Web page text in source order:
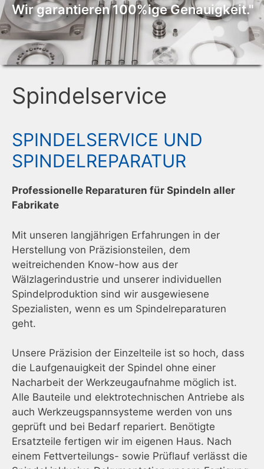
Wir garantieren 100%ige Genauigkeit."
Spindelservice
SPINDELSERVICE UND
SPINDELREPARATUR
Professionelle Reparaturen für Spindeln aller
Fabrikate
Mit unseren langjährigen Erfahrungen in der
Herstellung von Präzisionsteilen, dem
weitreichenden Know-how aus der
Wälzlagerindustrie und unserer individuellen
Spindelproduktion sind wir ausgewiesene
Spezialisten, wenn es um Spindelreparaturen
geht.
Unsere Präzision der Einzelteile ist so hoch, dass
die Laufgenauigkeit der Spindel ohne einer
Nacharbeit der Werkzeugaufnahme möglich ist.
Alle Bauteile und elektrotechnischen Antriebe als
auch Werkzeugspannsysteme werden von uns
geprüft und bei Bedarf repariert. Benötigte
Ersatzteile fertigen wir im eigenen Haus. Nach
einem Fettverteilungs- sowie Prüflauf verlässt die